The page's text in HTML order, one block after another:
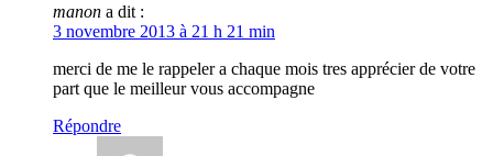
manon a dit :
3 novembre 2013 à 21 h 21 min
merci de me le rappeler a chaque mois tres apprécier de votre
part que le meilleur vous accompagne
Répondre